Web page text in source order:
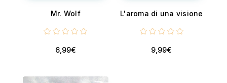
Mr. Wolf
6,99€
L'aroma di una visione
9,99€